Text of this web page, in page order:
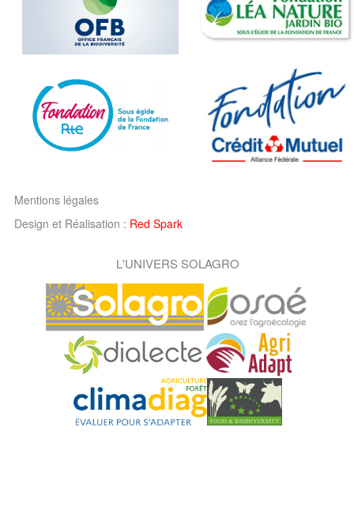
Mentions légales
Design et Réalisation : Red Spark
L'UNIVERS SOLAGRO